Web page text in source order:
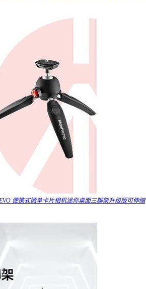
便携式微单卡片相机迷你桌面三脚架升级版可伸缩